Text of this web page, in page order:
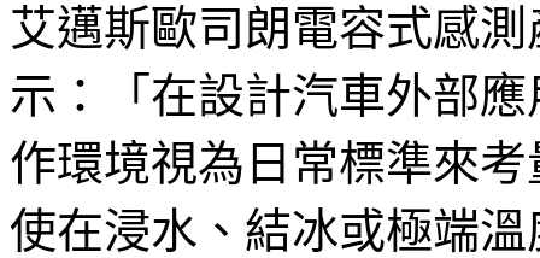
艾邁斯歐司朗電容式感
示：「在設計汽車外部
作環境視為日常標準來
使在浸水、結冰或極端